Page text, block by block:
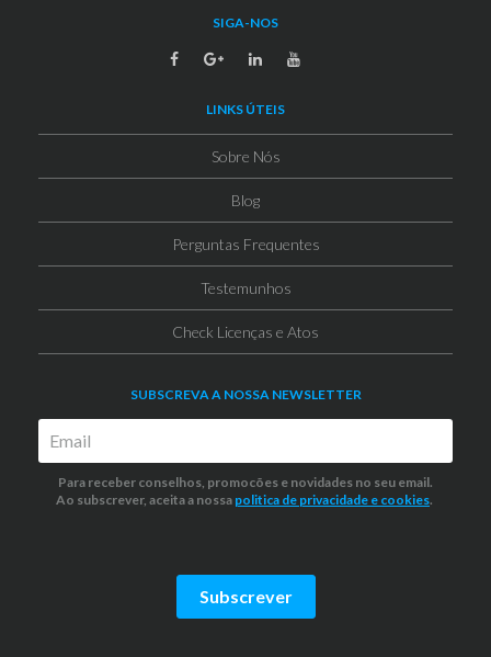
SIGA-NOS
LINKS ÚTEIS
Sobre Nós
Blog
Perguntas Frequentes
Testemunhos
Check Licenças e Atos
SUBSCREVA A NOSSA NEWSLETTER
Para receber conselhos, promocões e novidades no seu email.
Ao subscrever, aceita a nossa politica de privacidade e cookies.
Subscrever